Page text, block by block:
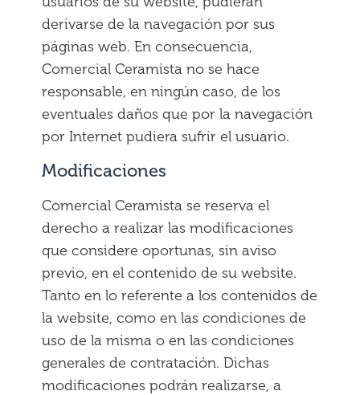
derivarse de la navegación por sus
páginas web. En consecuencia,
Comercial Ceramista no se hace
responsable, en ningún caso, de los
eventuales daños que por la navegación
por Internet pudiera sufrir el usuario.
Modificaciones
Comercial Ceramista se reserva el
derecho a realizar las modificaciones
que considere oportunas, sin aviso
previo, en el contenido de su website.
Tanto en lo referente a los contenidos de
la website, como en las condiciones de
uso de la misma o en las condiciones
generales de contratación. Dichas
modificaciones podrán realizarse, a